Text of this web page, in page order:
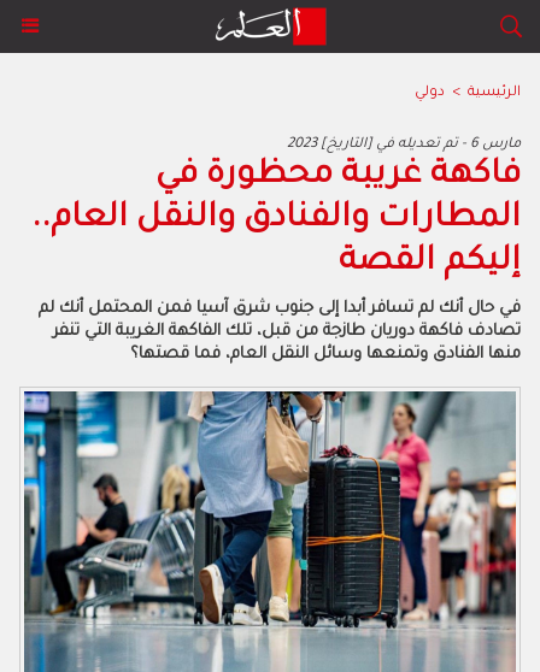
الرئيسية > دولي
2023 مارس 6 - تم تعديله في [التاريخ]
فاكهة غريبة محظورة في
المطارات والفنادق والنقل العام..
إليكم القصة
في حال أنك لم تسافر أبدا إلى جنوب شرق آسيا فمن المحتمل أنك لم
تصادف فاكهة دوريان طازجة من قبل، تلك الفاكهة الغريبة التي تنفر
منها الفنادق وتمنعها وسائل النقل العام، فما قصتها؟